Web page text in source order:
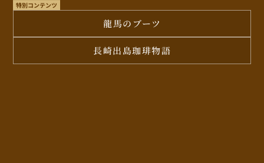
特別コンテンツ
龍馬のブーツ
長崎出島珈琲物語